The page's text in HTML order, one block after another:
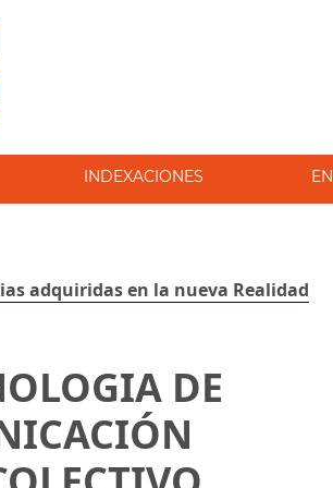
INDEXACIONES
adquiridas en la nueva Realidad
DE